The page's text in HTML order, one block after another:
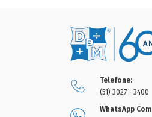
Telefone:
(51) 3027 - 3400
WhatsApp